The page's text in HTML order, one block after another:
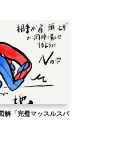
解「完璧マッスルスパ